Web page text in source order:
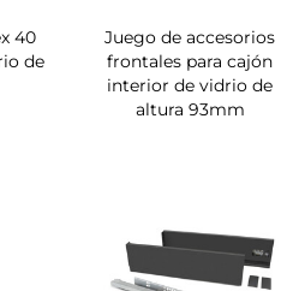
40
de
Juego de accesorios
frontales para cajón
interior de vidrio de
altura 93mm